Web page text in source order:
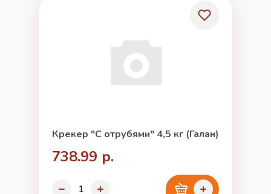
Крекер "С отрубями" 4,5 кг (Галан)
738.99 р.